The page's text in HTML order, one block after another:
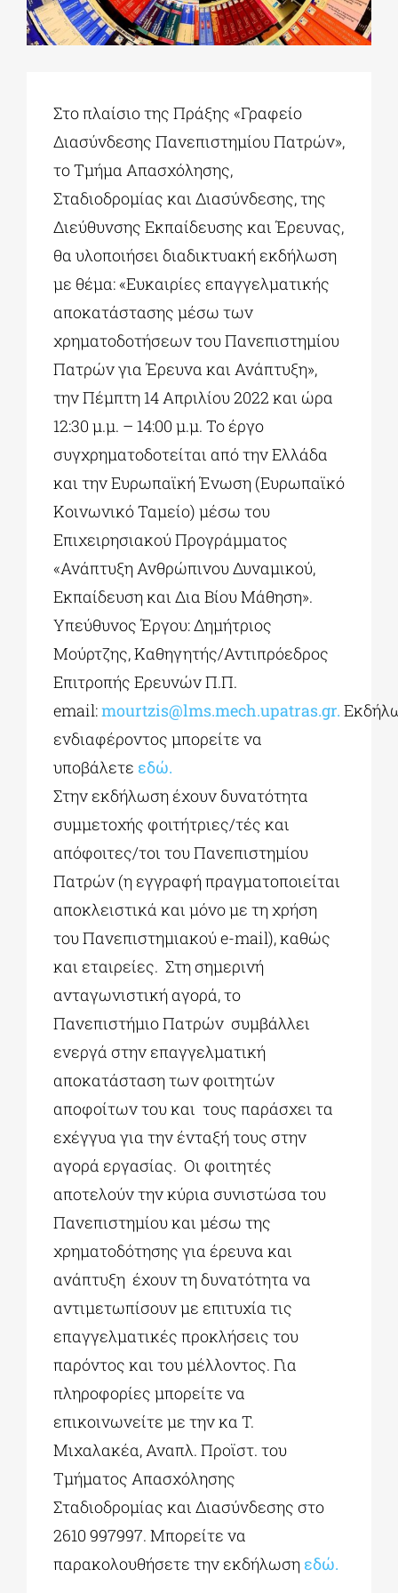
ΕΚΠΑΙΔΕΥΤΙΚΑ ΙΔΡΥΜΑΤΑ
ΠΟΛΙΤΙΣΤΙΚΟΙ ΦΟΡΕΙΣ
ΧΩΡΟΙ ΤΕΧΝΗΣ
ΕΚΔΗΛΩΣΕΙΣ
Στο πλαίσιο της Πράξης «Γραφείο
Διασύνδεσης Πανεπιστημίου Πατρών»,
το Τμήμα Απασχόλησης,
Σταδιοδρομίας και Διασύνδεσης, της
Διεύθυνσης Εκπαίδευσης και Έρευνας,
θα υλοποιήσει διαδικτυακή εκδήλωση
με θέμα: «Ευκαιρίες επαγγελματικής
αποκατάστασης μέσω των
χρηματοδοτήσεων του Πανεπιστημίου
Πατρών για Έρευνα και Ανάπτυξη»,
την Πέμπτη 14 Απριλίου 2022 και ώρα
12:30 μ.μ. – 14:00 μ.μ. Το έργο
συγχρηματοδοτείται από την Ελλάδα
και την Ευρωπαϊκή Ένωση (Ευρωπαϊκό
Κοινωνικό Ταμείο) μέσω του
Επιχειρησιακού Προγράμματος
«Ανάπτυξη Ανθρώπινου Δυναμικού,
Εκπαίδευση και Δια Βίου Μάθηση».
Υπεύθυνος Έργου: Δημήτριος
Μούρτζης, Καθηγητής/Αντιπρόεδρος
Επιτροπής Ερευνών Π.Π.
email:mourtzis@lms.mech.upatras.gr.
ενδιαφέροντος μπορείτε να
υποβάλετε εδώ.
Στην εκδήλωση έχουν δυνατότητα
συμμετοχής φοιτήτριες/τές και
απόφοιτες/τοι του Πανεπιστημίου
Πατρών (η εγγραφή πραγματοποιείται
αποκλειστικά και μόνο με τη χρήση
του Πανεπιστημιακού e-mail), καθώς
και εταιρείες. Στη σημερινή
ανταγωνιστική αγορά, το
Πανεπιστήμιο Πατρών συμβάλλει
ενεργά στην επαγγελματική
αποκατάσταση των φοιτητών
αποφοίτων του και τους παράσχει τα
εχέγγυα για την ένταξή τους στην
αγορά εργασίας. Οι φοιτητές
αποτελούν την κύρια συνιστώσα του
Πανεπιστημίου και μέσω της
χρηματοδότησης για έρευνα και
ανάπτυξη έχουν τη δυνατότητα να
αντιμετωπίσουν με επιτυχία τις
επαγγελματικές προκλήσεις του
παρόντος και του μέλλοντος. Για
πληροφορίες μπορείτε να
επικοινωνείτε με την κα T.
Μιχαλακέα, Αναπλ. Προϊστ. του
Τμήματος Απασχόλησης
Σταδιοδρομίας και Διασύνδεσης στο
2610 997997. Μπορείτε να
παρακολουθήσετε την εκδήλωση εδώ.